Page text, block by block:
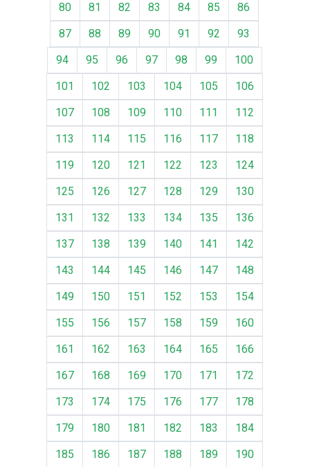
80
81 82 83 84 85
86
87
88 89 90 91 92
93
94
95 96 97 98 99
100
101
102 103 104 105
106
107
108 109 110 111
112
113
114 115 116 117
118
119
120 121 122 123
124
125
126 127 128 129
130
131
132 133 134 135
136
137
138 139 140 141
142
143
144 145 146 147
148
149
150 151 152 153
154
155
156 157 158 159
160
161
162 163 164 165
166
167
168 169 170 171
172
173
174 175 176 177
178
179
180 181 182 183
184
185
186 187 188 189
190